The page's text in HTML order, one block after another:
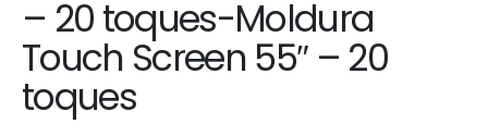
– 20 toques-Moldura
Touch Screen 55″ – 20
toques